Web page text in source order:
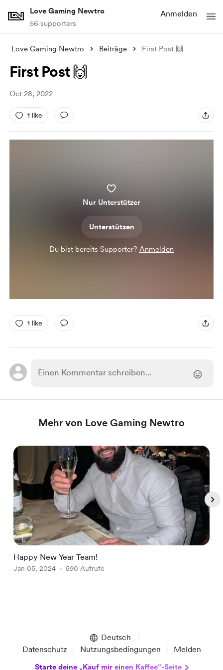
Love Gaming Newtro
56 supporters
Anmelden
Love Gaming Newtro Beiträge First Post 🙌
First Post 🙌
Oct 28, 2022
1 like
Nur Unterstützer
Unterstützen
Du bist bereits Supporter? Anmelden
1 like
Mehr von Love Gaming Newtro
Happy New Year Team!
Jan 05, 2024 590 Aufrufe
Deutsch
Datenschutz
Nutzungsbedingungen Melden
Starte deine „Kauf mir einen Kaffee“-Seite